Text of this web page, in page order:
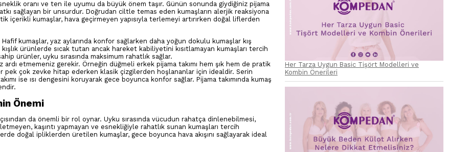
oranı ve ten ile uyumu da büyük önem taşır. Günün sonunda giydiğiniz pijama
sağlayan bir unsurdur. Doğrudan ciltle temas eden kumaşların alerjik reaksiyona
içerikli kumaşlar, hava geçirmeyen yapısıyla terlemeyi artırırken doğal liflerden
kumaşlar, yaz aylarında konfor sağlarken daha yoğun dokulu kumaşlar kış
ürünlerde sıcak tutan ancak hareket kabiliyetini kısıtlamayan kumaşları tercih
ürünler, uyku sırasında maksimum rahatlık sağlar.
etmemeniz gerekir. Örneğin düğmeli erkek pijama takımı hem şık hem de pratik
pek çok zevke hitap ederken klasik çizgilerden hoşlananlar için idealdir. Serin
ise ısı dengesini koruyarak gece boyunca konfor sağlar. Pijama takımında kumaş
Önemi
da önemli bir rol oynar. Uyku sırasında vücudun rahatça dinlenebilmesi,
kaşıntı yapmayan ve esnekliğiyle rahatlık sunan kumaşları tercih
doğal ipliklerden üretilen kumaşlar, gece boyunca hava akışını sağlayarak ideal
Her Tarza Uygun Basic Tişört Modelleri ve
Kombin Önerileri